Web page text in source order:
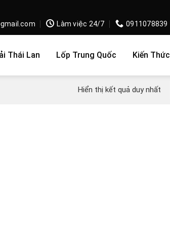
Làm việc 24/7 0911078839
Thái Lan Lốp Trung Quốc Kiến Thức
Hiển thị kết quả duy nhất